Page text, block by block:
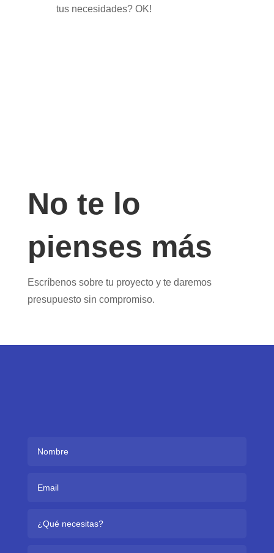
tus necesidades? OK!
No te lo
pienses más
Escríbenos sobre tu proyecto y te daremos
presupuesto sin compromiso.